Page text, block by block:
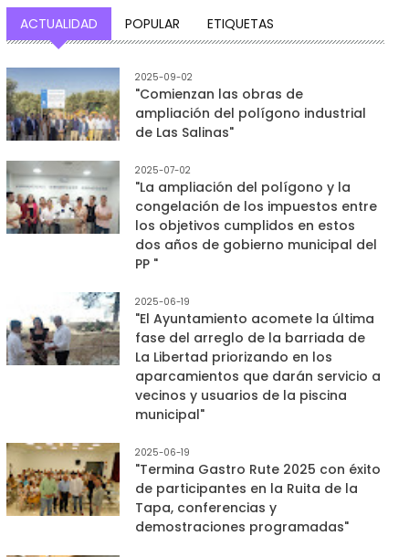
ACTUALIDAD POPULAR ETIQUETAS
2025-09-02
"Comienzan las obras de
ampliación del polígono industrial
de Las Salinas"
2025-07-02
"La ampliación del polígono y la
congelación de los impuestos entre
los objetivos cumplidos en estos
dos años de gobierno municipal del
PP "
2025-06-19
"El Ayuntamiento acomete la última
fase del arreglo de la barriada de
La Libertad priorizando en los
aparcamientos que darán servicio a
vecinos y usuarios de la piscina
municipal"
2025-06-19
"Termina Gastro Rute 2025 con éxito
de participantes en la Ruita de la
Tapa, conferencias y
demostraciones programadas"